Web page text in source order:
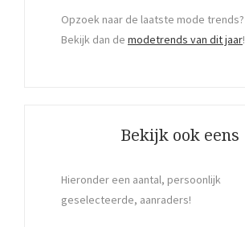
Opzoek naar de laatste mode trends?
Bekijk dan de modetrends van dit jaar!
Bekijk ook eens
Hieronder een aantal, persoonlijk
geselecteerde, aanraders!